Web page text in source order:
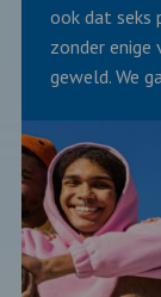
ook dat seks
zonder enige
geweld. We